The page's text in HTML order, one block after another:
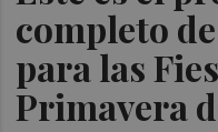
completo
para las
Primavera